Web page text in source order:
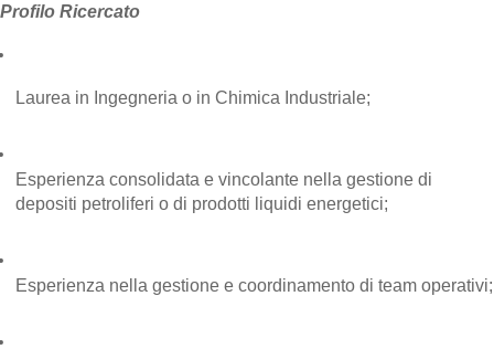
Profilo Ricercato
Laurea in Ingegneria o in Chimica Industriale;
Esperienza consolidata e vincolante nella gestione di
depositi petroliferi o di prodotti liquidi energetici;
Esperienza nella gestione e coordinamento di team operativi;